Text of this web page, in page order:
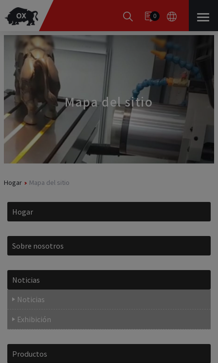
0
Mapa del sitio
Hogar Mapa del sitio
Hogar
Sobre nosotros
Noticias
Noticias
Exhibición
Productos
Panel de gestión de cookies